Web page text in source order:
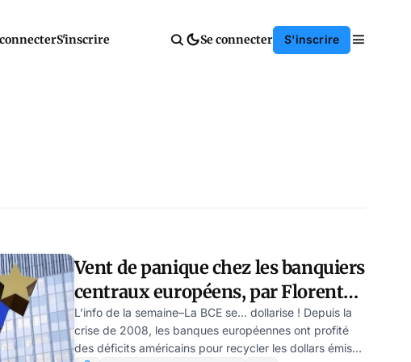
S'inscrire Se connecter S'inscrire
Vent de panique chez les banquiers
centraux européens, par Florent
Machabert
L’info de la semaine–La BCE se… dollarise ! Depuis la
crise de 2008, les banques européennes ont profité
des déficits américains pour recycler les dollars émis